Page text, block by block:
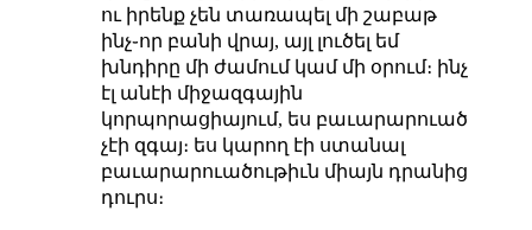
ու իրենք չեն տառապել մի շաբաթ
ինչ֊որ բանի վրայ, այլ լուծել եմ
խնդիրը մի ժամում կամ մի օրում։ ինչ
էլ անէի միջազգային
կորպորացիայում, ես բաւարարուած
չէի զգայ։ ես կարող էի ստանալ
բաւարարուածութիւն միայն դրանից
դուրս։